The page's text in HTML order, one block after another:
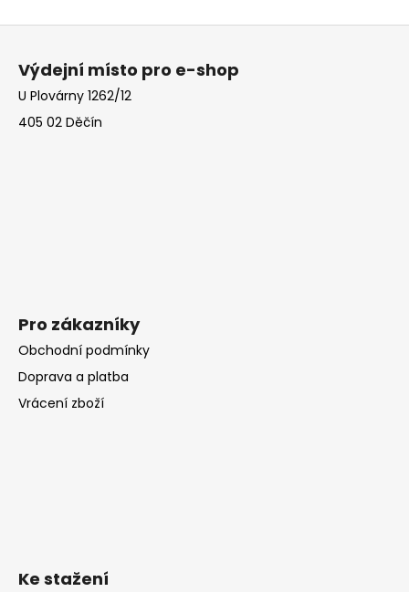
Výdejní místo pro e-shop
U Plovárny 1262/12
405 02 Děčín
Pro zákazníky
Obchodní podmínky
Doprava a platba
Vrácení zboží
Ke stažení